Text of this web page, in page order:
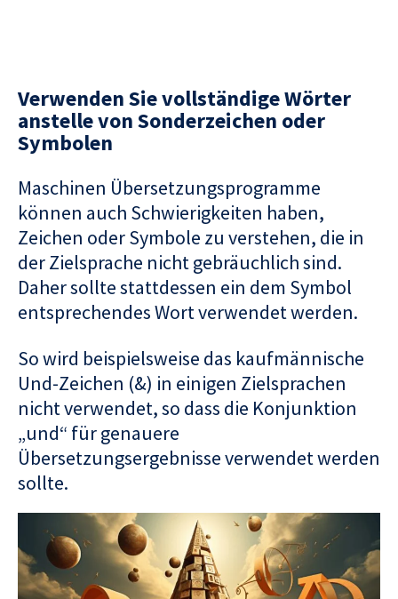
Verwenden Sie vollständige Wörter
anstelle von Sonderzeichen oder
Symbolen
Maschinen Übersetzungsprogramme
können auch Schwierigkeiten haben,
Zeichen oder Symbole zu verstehen, die in
der Zielsprache nicht gebräuchlich sind.
Daher sollte stattdessen ein dem Symbol
entsprechendes Wort verwendet werden.
So wird beispielsweise das kaufmännische
Und-Zeichen (&) in einigen Zielsprachen
nicht verwendet, so dass die Konjunktion
„und“ für genauere
Übersetzungsergebnisse verwendet werden
sollte.